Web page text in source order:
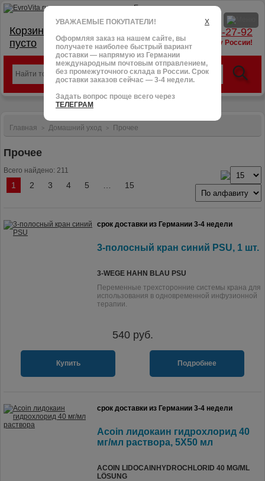
тел.: +7 (966) 095-27-92
доставим в любую точку России!
Корзина:
пусто
X
УВАЖАЕМЫЕ ПОКУПАТЕЛИ!
Оформляя заказ на нашем сайте, вы
получаете наиболее быстрый вариант
доставки — напрямую из Германии
международным почтовым отправлением,
без промежуточного склада в России. Срок
доставки заказов сейчас — 3-4 недели.
Задать вопрос проще всего через
ТЕЛЕГРАМ
Главная > Домашний уход > Прочее
Прочее
Всего найдено: 211
1 2 3 4 5 15
срок доставки из Германии 3-4 недели
3-полосный кран синий PSU, 1 шт.
3-WEGE HAHN BLAU PSU
Переменные трехсторонние системы крана для
использования в одновременной инфузионной
терапии.
540руб.
Купить Подробнее
срок доставки из Германии 3-4 недели
Acoin лидокаин гидрохлорид 40
мг/мл раствора, 5X50 мл
ACOIN LIDOCAINHYDROCHLORID 40 MG/ML
LÖSUNG